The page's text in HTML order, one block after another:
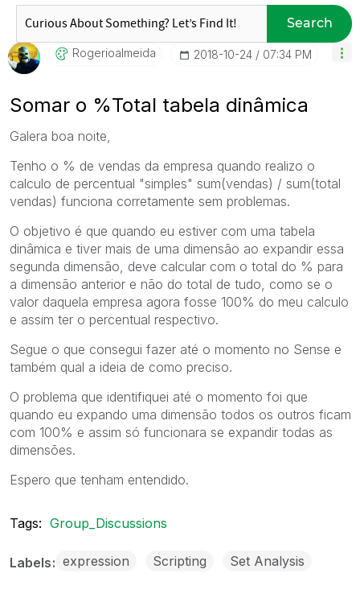
Search
Rogerioalmeida ‎2018-10-24 07:34 PM
Somar o %Total tabela dinâmica
Galera boa noite,
Tenho o % de vendas da empresa quando realizo o
calculo de percentual "simples" sum(vendas) / sum(total
vendas) funciona corretamente sem problemas.
O objetivo é que quando eu estiver com uma tabela
dinâmica e tiver mais de uma dimensão ao expandir essa
segunda dimensão, deve calcular com o total do % para
a dimensão anterior e não do total de tudo, como se o
valor daquela empresa agora fosse 100% do meu calculo
e assim ter o percentual respectivo.
Segue o que consegui fazer até o momento no Sense e
também qual a ideia de como preciso.
O problema que identifiquei até o momento foi que
quando eu expando uma dimensão todos os outros ficam
com 100% e assim só funcionara se expandir todas as
dimensões.
Espero que tenham entendido.
Tags: Group_Discussions
Labels expression Scripting Set Analysis